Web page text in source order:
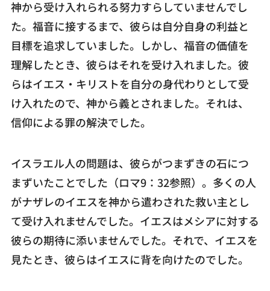
神から受け入れられる努力すらしていませんでし
た。福音に接するまで、彼らは自分自身の利益と
目標を追求していました。しかし、福音の価値を
理解したとき、彼らはそれを受け入れました。彼
らはイエス・キリストを自分の身代わりとして受
け入れたので、神から義とされました。それは、
信仰による罪の解決でした。
イスラエル人の問題は、彼らがつまずきの石につ
まずいたことでした（ロマ9：32参照）。多くの人
がナザレのイエスを神から遣わされた救い主とし
て受け入れませんでした。イエスはメシアに対する
彼らの期待に添いませんでした。それで、イエスを
見たとき、彼らはイエスに背を向けたのでした。